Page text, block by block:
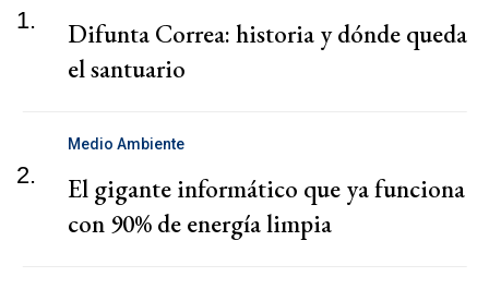
1.
Difunta Correa: historia y dónde queda
el santuario
2.
Medio Ambiente
El gigante informático que ya funciona
con 90% de energía limpia